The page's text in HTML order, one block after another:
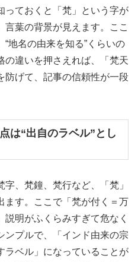
っておくと「梵」という字が
葉の背景が見えます。ここ
地名の由来を知る”くらいの
の違いを押さえれば、「梵天
防げて、記事の信頼性が一段
は“出自のラベル”とし
字、梵鐘、梵行など、「梵」
ます。ここで「梵が付く＝万
明がふくらみすぎて危なく
ンプルで、「インド由来の宗
ラベル」になっていることが